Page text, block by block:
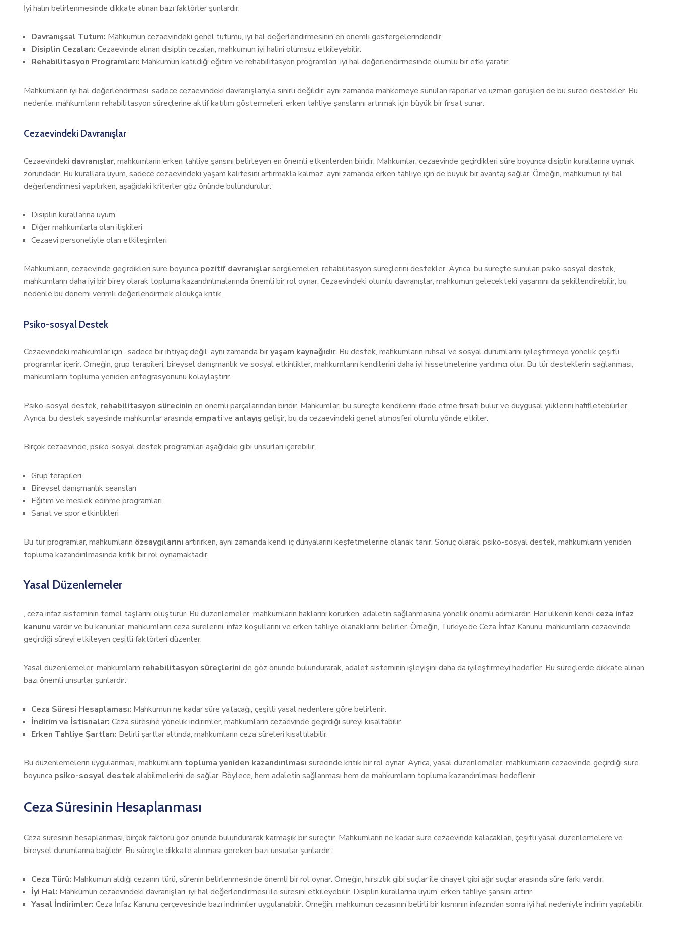
İyi halın belirlenmesinde dikkate alınan bazı faktörler şunlardır:
Davranışsal Tutum: Mahkumun cezaevindeki genel tutumu, iyi hal değerlendirmesinin en önemli göstergelerindendir.
Disiplin Cezaları: Cezaevinde alınan disiplin cezaları, mahkumun iyi halini olumsuz etkileyebilir.
Rehabilitasyon Programları: Mahkumun katıldığı eğitim ve rehabilitasyon programları, iyi hal değerlendirmesinde olumlu bir etki yaratır.
Mahkumların iyi hal değerlendirmesi, sadece cezaevindeki davranışlarıyla sınırlı değildir; aynı zamanda mahkemeye sunulan raporlar ve uzman görüşleri de bu süreci destekler. Bu
nedenle, mahkumların rehabilitasyon süreçlerine aktif katılım göstermeleri, erken tahliye şanslarını artırmak için büyük bir fırsat sunar.
Cezaevindeki Davranışlar
Cezaevindeki davranışlar, mahkumların erken tahliye şansını belirleyen en önemli etkenlerden biridir. Mahkumlar, cezaevinde geçirdikleri süre boyunca disiplin kurallarına uymak
zorundadır. Bu kurallara uyum, sadece cezaevindeki yaşam kalitesini artırmakla kalmaz, aynı zamanda erken tahliye için de büyük bir avantaj sağlar. Örneğin, mahkumun iyi hal
değerlendirmesi yapılırken, aşağıdaki kriterler göz önünde bulundurulur:
Disiplin kurallarına uyum
Diğer mahkumlarla olan ilişkileri
Cezaevi personeliyle olan etkileşimleri
Mahkumların, cezaevinde geçirdikleri süre boyunca pozitif davranışlarsergilemeleri, rehabilitasyon süreçlerini destekler. Ayrıca, bu süreçte sunulan psiko-sosyal destek,
mahkumların daha iyi bir birey olarak topluma kazandırılmalarında önemli bir rol oynar. Cezaevindeki olumlu davranışlar, mahkumun gelecekteki yaşamını da şekillendirebilir, bu
nedenle bu dönemi verimli değerlendirmek oldukça kritik.
Psiko-sosyal Destek
Cezaevindeki mahkumlar için , sadece bir ihtiyaç değil, aynı zamanda biryaşam kaynağıdır. Bu destek, mahkumların ruhsal ve sosyal durumlarını iyileştirmeye yönelik çeşitli
programlar içerir. Örneğin, grup terapileri, bireysel danışmanlık ve sosyal etkinlikler, mahkumların kendilerini daha iyi hissetmelerine yardımcı olur. Bu tür desteklerin sağlanması,
mahkumların topluma yeniden entegrasyonunu kolaylaştırır.
Psiko-sosyal destek, rehabilitasyon sürecinin en önemli parçalarından biridir. Mahkumlar, bu süreçte kendilerini ifade etme fırsatı bulur ve duygusal yüklerini hafifletebilirler.
Ayrıca, bu destek sayesinde mahkumlar arasında empati ve anlayışgelişir, bu da cezaevindeki genel atmosferi olumlu yönde etkiler.
Birçok cezaevinde, psiko-sosyal destek programları aşağıdaki gibi unsurları içerebilir:
Grup terapileri
Bireysel danışmanlık seansları
Eğitim ve meslek edinme programları
Sanat ve spor etkinlikleri
Bu tür programlar, mahkumların özsaygılarını artırırken, aynı zamanda kendi iç dünyalarını keşfetmelerine olanak tanır. Sonuç olarak, psiko-sosyal destek, mahkumların yeniden
topluma kazandırılmasında kritik bir rol oynamaktadır.
Yasal Düzenlemeler
, ceza infaz sisteminin temel taşlarını oluşturur. Bu düzenlemeler, mahkumların haklarını korurken, adaletin sağlanmasına yönelik önemli adımlardır. Her ülkenin kendi ceza infaz
kanunu vardır ve bu kanunlar, mahkumların ceza sürelerini, infaz koşullarını ve erken tahliye olanaklarını belirler. Örneğin, Türkiye’de Ceza İnfaz Kanunu, mahkumların cezaevinde
geçirdiği süreyi etkileyen çeşitli faktörleri düzenler.
Yasal düzenlemeler, mahkumların rehabilitasyon süreçlerini de göz önünde bulundurarak, adalet sisteminin işleyişini daha da iyileştirmeyi hedefler. Bu süreçlerde dikkate alınan
bazı önemli unsurlar şunlardır:
Ceza Süresi Hesaplaması: Mahkumun ne kadar süre yatacağı, çeşitli yasal nedenlere göre belirlenir.
İndirim ve İstisnalar: Ceza süresine yönelik indirimler, mahkumların cezaevinde geçirdiği süreyi kısaltabilir.
Erken Tahliye Şartları: Belirli şartlar altında, mahkumların ceza süreleri kısaltılabilir.
Bu düzenlemelerin uygulanması, mahkumların topluma yeniden kazandırılması sürecinde kritik bir rol oynar. Ayrıca, yasal düzenlemeler, mahkumların cezaevinde geçirdiği süre
boyunca psiko-sosyal destekalabilmelerini de sağlar. Böylece, hem adaletin sağlanması hem de mahkumların topluma kazandırılması hedeflenir.
Ceza Süresinin Hesaplanması
Ceza süresinin hesaplanması, birçok faktörü göz önünde bulundurarak karmaşık bir süreçtir. Mahkumların ne kadar süre cezaevinde kalacakları, çeşitli yasal düzenlemelere ve
bireysel durumlarına bağlıdır. Bu süreçte dikkate alınması gereken bazı unsurlar şunlardır:
Ceza Türü: Mahkumun aldığı cezanın türü, sürenin belirlenmesinde önemli bir rol oynar. Örneğin, hırsızlık gibi suçlar ile cinayet gibi ağır suçlar arasında süre farkı vardır.
İyi Hal: Mahkumun cezaevindeki davranışları, iyi hal değerlendirmesi ile süresini etkileyebilir. Disiplin kurallarına uyum, erken tahliye şansını artırır.
Yasal İndirimler: Ceza İnfaz Kanunu çerçevesinde bazı indirimler uygulanabilir. Örneğin, mahkumun cezasının belirli bir kısmının infazından sonra iyi hal nedeniyle indirim yapılabilir.